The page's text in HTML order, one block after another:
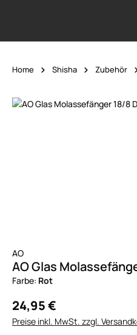
Home Shisha Zubehör
Bildergalerie überspringen
AO
AO Glas
Farbe: Rot
24,95 €
Preise inkl. MwSt. zzgl.